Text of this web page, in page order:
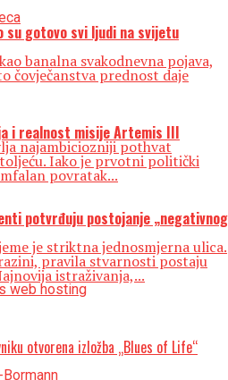
su gotovo svi ljudi na svijetu
banalna svakodnevna pojava,
čovječanstva prednost daje
i realnost misije Artemis III
najambiciozniji pothvat
Iako je prvotni politički
povratak...
potvrđuju postojanje „negativnog
je striktna jednosmjerna ulica.
pravila stvarnosti postaju
istraživanja,...
otvorena izložba „Blues of Life“